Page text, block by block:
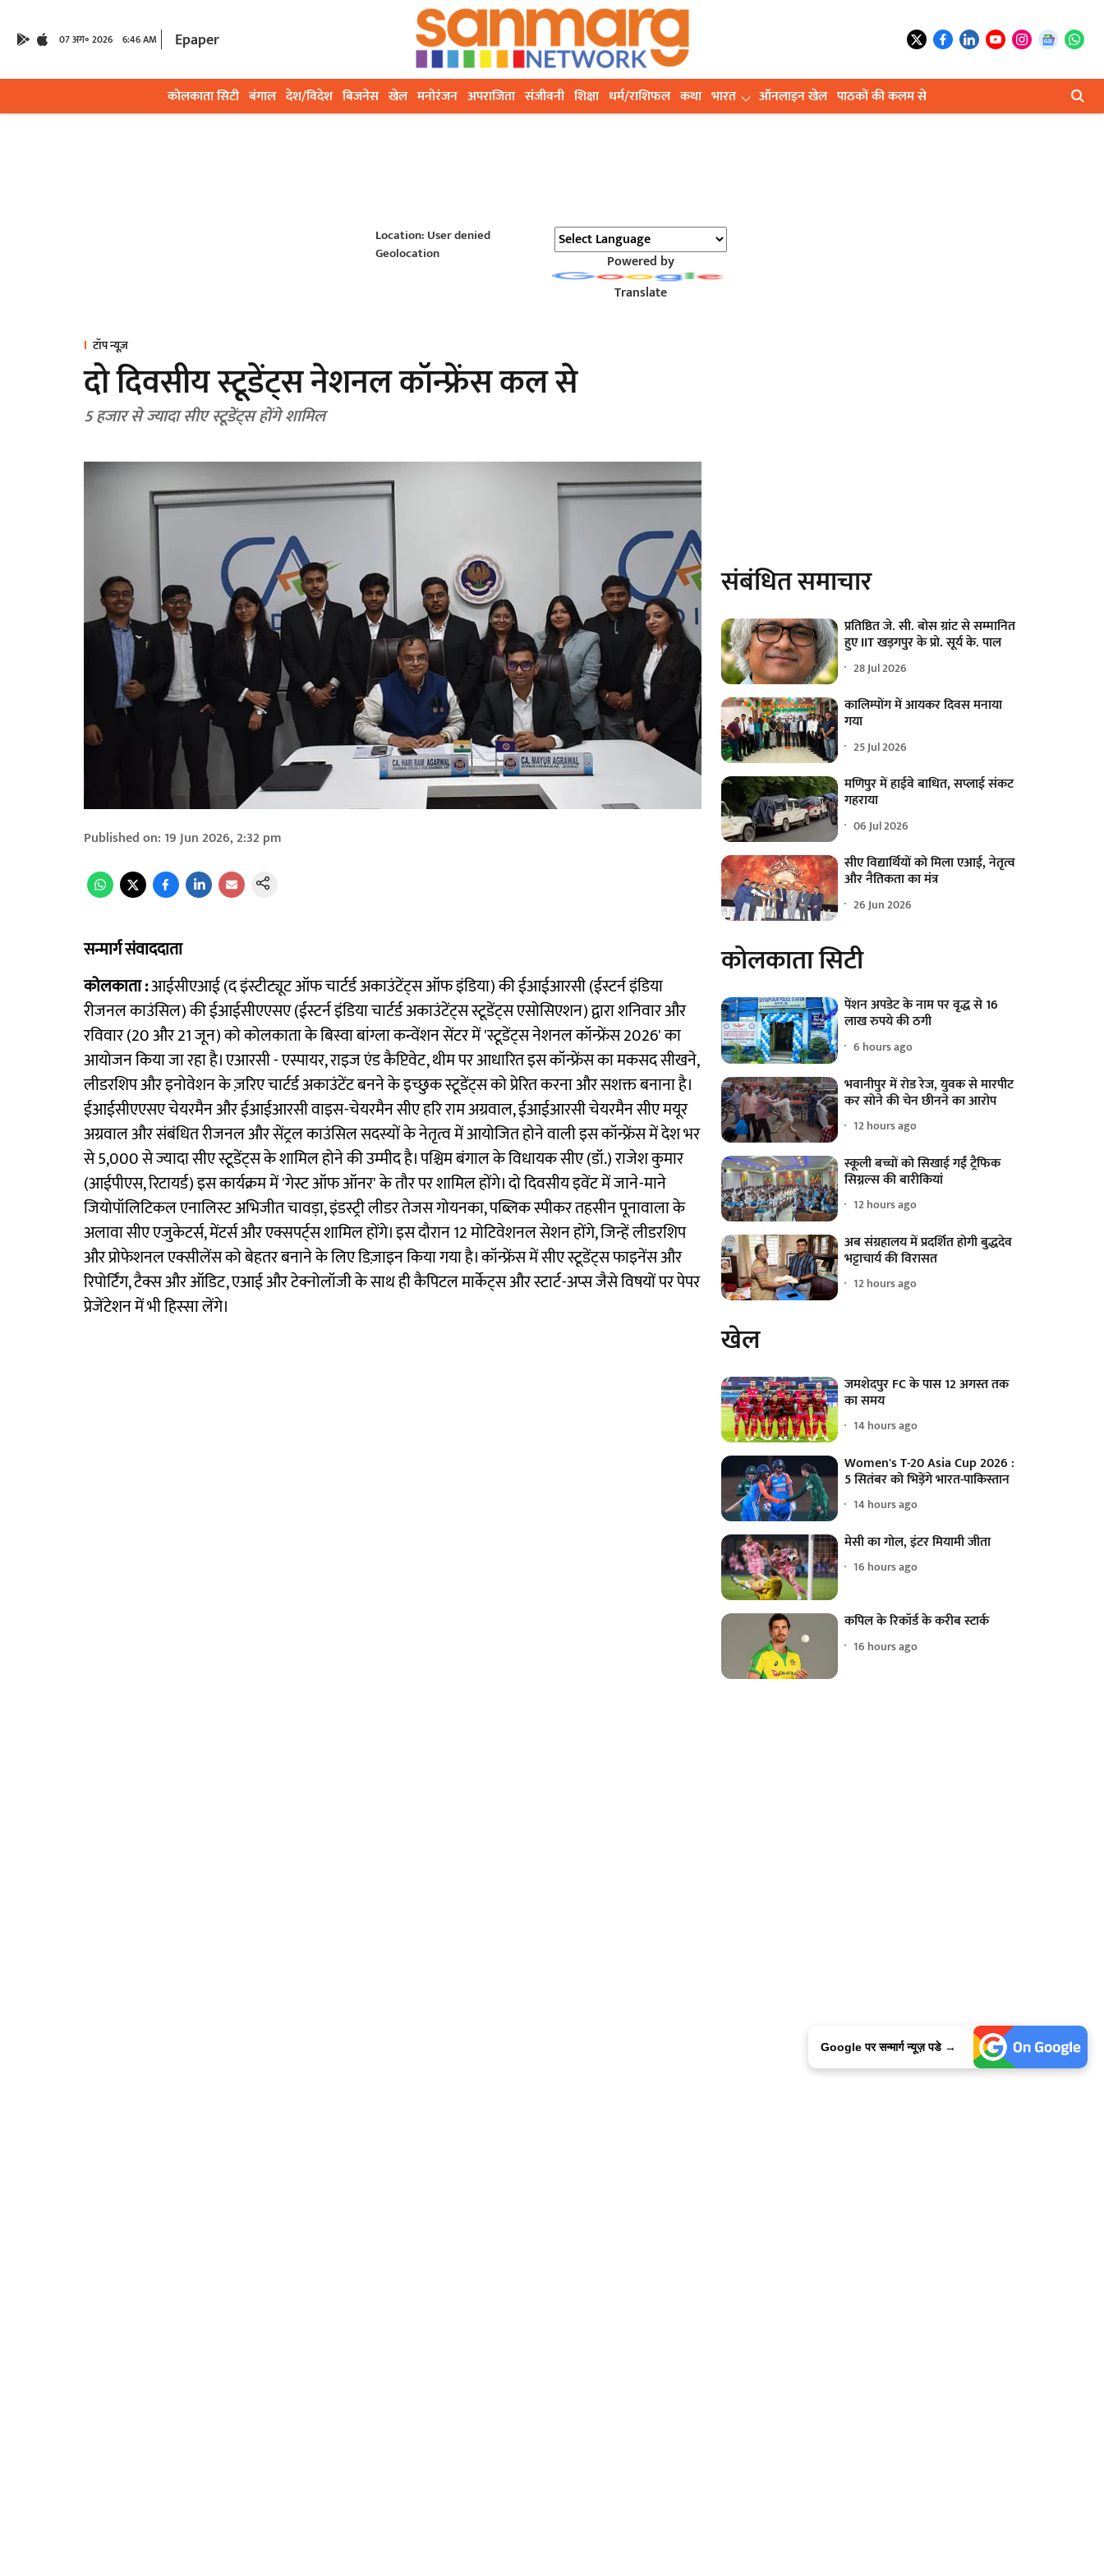
07 अग॰ 2026 6:46 AM Epaper
कोलकाता सिटी बंगाल देश/विदेश बिजनेस खेल मनोरंजन अपराजिता संजीवनी शिक्षा धर्म/राशिफल कथा भारत ऑनलाइन खेल पाठकों की कलम से
Location: User denied
Geolocation
Powered by
Translate
टॉप न्यूज़
दो दिवसीय स्टूडेंट्स नेशनल कॉन्फ्रेंस कल से
5 हजार से ज्यादा सीए स्टूडेंट्स होंगे शामिल
Published on: 19 Jun 2026, 2:32 pm
सन्मार्ग संवाददाता
कोलकाता :आईसीएआई (द इंस्टीट्यूट ऑफ चार्टर्ड अकाउंटेंट्स ऑफ इंडिया) की ईआईआरसी (ईस्टर्न इंडिया
रीजनल काउंसिल) की ईआईसीएएसए (ईस्टर्न इंडिया चार्टर्ड अकाउंटेंट्स स्टूडेंट्स एसोसिएशन) द्वारा शनिवार और
रविवार (20 और 21 जून) को कोलकाता के बिस्वा बांग्ला कन्वेंशन सेंटर में 'स्टूडेंट्स नेशनल कॉन्फ्रेंस 2026' का
आयोजन किया जा रहा है। एआरसी - एस्पायर, राइज एंड कैप्टिवेट, थीम पर आधारित इस कॉन्फ्रेंस का मकसद सीखने,
लीडरशिप और इनोवेशन के ज़रिए चार्टर्ड अकाउंटेंट बनने के इच्छुक स्टूडेंट्स को प्रेरित करना और सशक्त बनाना है।
ईआईसीएएसए चेयरमैन और ईआईआरसी वाइस-चेयरमैन सीए हरि राम अग्रवाल, ईआईआरसी चेयरमैन सीए मयूर
अग्रवाल और संबंधित रीजनल और सेंट्रल काउंसिल सदस्यों के नेतृत्व में आयोजित होने वाली इस कॉन्फ्रेंस में देश भर
से 5,000 से ज्यादा सीए स्टूडेंट्स के शामिल होने की उम्मीद है। पश्चिम बंगाल के विधायक सीए (डॉ.) राजेश कुमार
(आईपीएस, रिटायर्ड) इस कार्यक्रम में 'गेस्ट ऑफ ऑनर' के तौर पर शामिल होंगे। दो दिवसीय इवेंट में जाने-माने
जियोपॉलिटिकल एनालिस्ट अभिजीत चावड़ा, इंडस्ट्री लीडर तेजस गोयनका, पब्लिक स्पीकर तहसीन पूनावाला के
अलावा सीए एजुकेटर्स, मेंटर्स और एक्सपर्ट्स शामिल होंगे। इस दौरान 12 मोटिवेशनल सेशन होंगे, जिन्हें लीडरशिप
और प्रोफेशनल एक्सीलेंस को बेहतर बनाने के लिए डिज़ाइन किया गया है। कॉन्फ्रेंस में सीए स्टूडेंट्स फाइनेंस और
रिपोर्टिंग, टैक्स और ऑडिट, एआई और टेक्नोलॉजी के साथ ही कैपिटल मार्केट्स और स्टार्ट-अप्स जैसे विषयों पर पेपर
प्रेजेंटेशन में भी हिस्सा लेंगे।
संबंधित समाचार
प्रतिष्ठित जे. सी. बोस ग्रांट से सम्मानित
हुए IIT खड़गपुर के प्रो. सूर्य के. पाल
28 Jul 2026
कालिम्पोंग में आयकर दिवस मनाया
गया
25 Jul 2026
मणिपुर में हाईवे बाधित, सप्लाई संकट
गहराया
06 Jul 2026
सीए विद्यार्थियों को मिला एआई, नेतृत्व
और नैतिकता का मंत्र
26 Jun 2026
कोलकाता सिटी
पेंशन अपडेट के नाम पर वृद्ध से 16
लाख रुपये की ठगी
6 hours ago
भवानीपुर में रोड रेज, युवक से मारपीट
कर सोने की चेन छीनने का आरोप
12 hours ago
स्कूली बच्चों को सिखाई गईं ट्रैफिक
सिग्नल्स की बारीकियां
12 hours ago
अब संग्रहालय में प्रदर्शित होगी बुद्धदेव
भट्टाचार्य की विरासत
12 hours ago
खेल
जमशेदपुर FC के पास 12 अगस्त तक
का समय
14 hours ago
Women's T-20 Asia Cup 2026 :
5 सितंबर को भिड़ेंगे भारत-पाकिस्तान
14 hours ago
मेसी का गोल, इंटर मियामी जीता
16 hours ago
कपिल के रिकॉर्ड के करीब स्टार्क
16 hours ago
Google पर सन्मार्ग न्यूज़ पडे →